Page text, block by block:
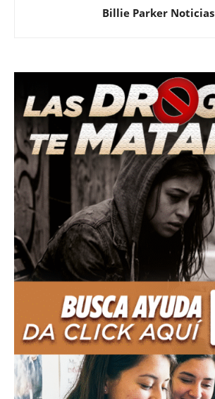
Billie Parker Noticias